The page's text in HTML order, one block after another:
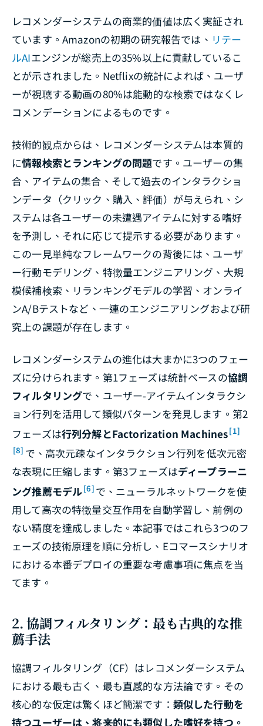
レコメンダーシステムの商業的価値は広く実証され
ています。Amazonの初期の研究報告では、 リテー
ルAIエンジンが総売上の35%以上に貢献しているこ
とが示されました。Netflixの統計によれば、ユーザ
ーが視聴する動画の80%は能動的な検索ではなくレ
コメンデーションによるものです。
技術的観点からは、レコメンダーシステムは本質的
に情報検索とランキングの問題です。ユーザーの集
合、アイテムの集合、そして過去のインタラクショ
ンデータ（クリック、購入、評価）が与えられ、シ
ステムは各ユーザーの未遭遇アイテムに対する嗜好
を予測し、それに応じて提示する必要があります。
この一見単純なフレームワークの背後には、ユーザ
ー行動モデリング、特徴量エンジニアリング、大規
模候補検索、リランキングモデルの学習、オンライ
ンA/Bテストなど、一連のエンジニアリングおよび研
究上の課題が存在します。
レコメンダーシステムの進化は大まかに3つのフェー
ズに分けられます。第1フェーズは統計ベースの協調
フィルタリングで、ユーザー-アイテムインタラクシ
ョン行列を活用して類似パターンを発見します。第2
フェーズは行列分解とFactorization Machines[1]
[8] で、高次元疎なインタラクション行列を低次元密
な表現に圧縮します。第3フェーズはディープラーニ
ング推薦モデル[6] で、ニューラルネットワークを使
用して高次の特徴量交互作用を自動学習し、前例の
ない精度を達成しました。本記事ではこれら3つのフ
ェーズの技術原理を順に分析し、Eコマースシナリオ
における本番デプロイの重要な考慮事項に焦点を当
てます。
2. 協調フィルタリング：最も古典的な推
薦手法
協調フィルタリング（CF）はレコメンダーシステム
における最も古く、最も直感的な方法論です。その
核心的な仮定は驚くほど簡潔です： 類似した行動を
持つユーザーは、将来的にも類似した嗜好を持つ。